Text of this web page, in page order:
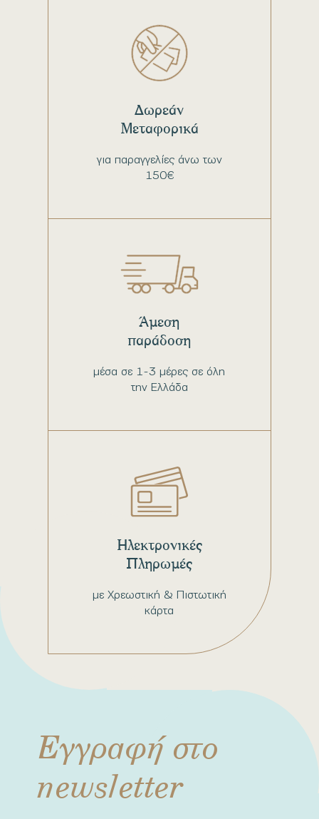
για παραγγελίες άνω των
150€
Δωρεάν
Μεταφορικά
μέσα σε 1-3 μέρες σε όλη
την Ελλάδα
Άμεση
παράδοση
με Χρεωστική & Πιστωτική
κάρτα
Ηλεκτρονικές
Πληρωμές
Εγγραφή στο
newsletter